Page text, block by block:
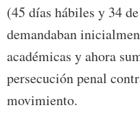
(45 días hábiles y 34
demandaban
académicas y ahora
persecución penal
movimiento.